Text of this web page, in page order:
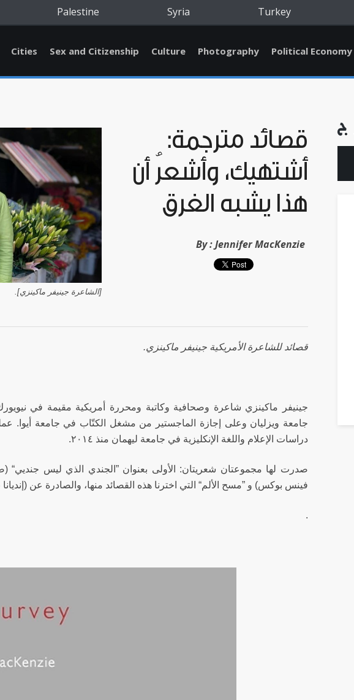
Palestine Syria Turkey
Cities Sex and Citizenship Culture Photography Political Economy
[الشاعرة جينيفر ماكينزي].
قصائد مترجمة:
أشتهيك، وأشعرُ أن
هذا يشبه الغرق
By :Jennifer MacKenzie
قصائد للشاعرة الأمريكية جينيفر ماكينزي.
جينيفر ماكينزي شاعرة وصحافية وكاتبة ومحررة أمريكية مقيمة في
جامعة ويزليان وعلى إجازة الماجستير من مشغل الكتّاب في جامعة أيوا.
دراسات الإعلام واللغة الإنكليزية في جامعة ليهمان منذ ٢٠١٤.
صدرت لها مجموعتان شعريتان: الأولى بعنوان ”الجندي الذي ليس جنديي“
فينس بوكس) و ”مسح الألم“ التي اخترنا هذه القصائد منها، والصادرة عن
.